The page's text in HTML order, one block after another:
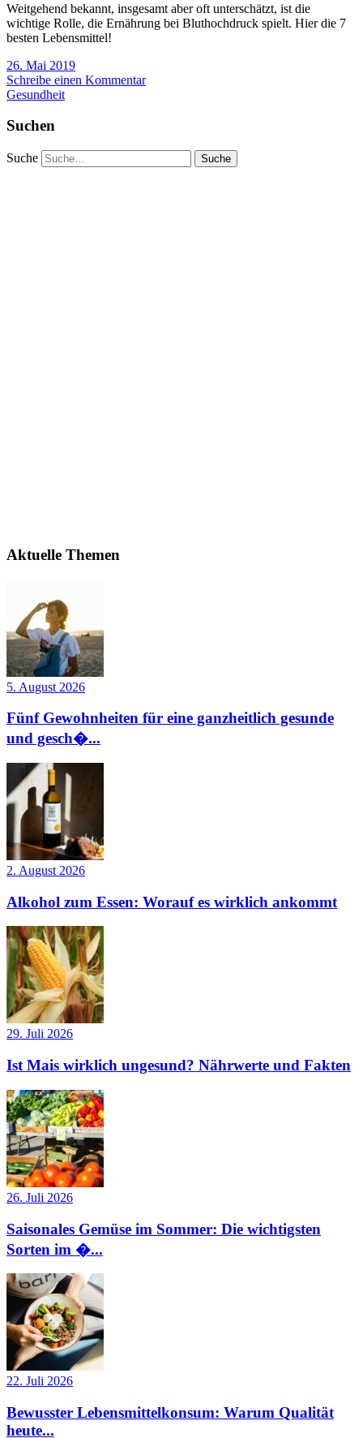
Weitgehend bekannt, insgesamt aber oft unterschätzt, ist die
wichtige Rolle, die Ernährung bei Bluthochdruck spielt. Hier die 7
besten Lebensmittel!
26. Mai 2019
Schreibe einen Kommentar
Gesundheit
Suchen
Suche
Aktuelle Themen
5. August 2026
Fünf Gewohnheiten für eine ganzheitlich gesunde
und gesch�...
2. August 2026
Alkohol zum Essen: Worauf es wirklich ankommt
29. Juli 2026
Ist Mais wirklich ungesund? Nährwerte und Fakten
26. Juli 2026
Saisonales Gemüse im Sommer: Die wichtigsten
Sorten im �...
22. Juli 2026
Bewusster Lebensmittelkonsum: Warum Qualität
heute...